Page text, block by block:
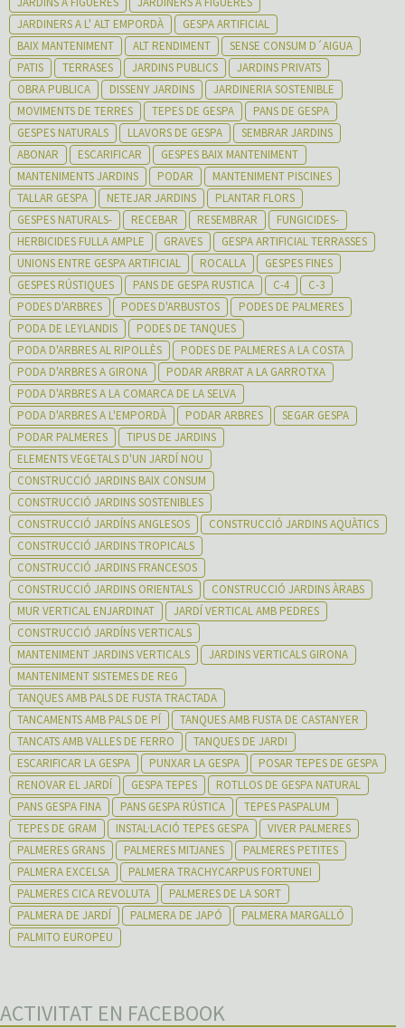
JARDINERS A L' ALT EMPORDÀ
GESPA ARTIFICIAL
BAIX MANTENIMENT
ALT RENDIMENT
SENSE CONSUM D´AIGUA
PATIS
TERRASES JARDINS PUBLICS
JARDINS PRIVATS
OBRA PUBLICA
DISSENY JARDINS
JARDINERIA SOSTENIBLE
MOVIMENTS DE TERRES
TEPES DE GESPA
PANS DE GESPA
GESPES NATURALS
LLAVORS DE GESPA
SEMBRAR JARDINS
ABONAR
ESCARIFICAR
GESPES BAIX MANTENIMENT
MANTENIMENTS JARDINS
PODAR
MANTENIMENT PISCINES
TALLAR GESPA
NETEJAR JARDINS
PLANTAR FLORS
GESPES NATURALS-
RECEBAR RESEMBRAR
FUNGICIDES-
HERBICIDES FULLA AMPLE
GRAVES
GESPA ARTIFICIAL TERRASSES
UNIONS ENTRE GESPA ARTIFICIAL
ROCALLA
GESPES FINES
GESPES RÚSTIQUES
PANS DE GESPA RUSTICA C-4
C-3
PODES D'ARBRES
PODES D'ARBUSTOS
PODES DE PALMERES
PODA DE LEYLANDIS
PODES DE TANQUES
PODA D'ARBRES AL RIPOLLÈS
PODES DE PALMERES A LA COSTA
PODA D'ARBRES A GIRONA
PODAR ARBRAT A LA GARROTXA
PODA D'ARBRES A LA COMARCA DE LA SELVA
PODA D'ARBRES A L'EMPORDÀ
PODAR ARBRES
SEGAR GESPA
PODAR PALMERES
TIPUS DE JARDINS
ELEMENTS VEGETALS D'UN JARDÍ NOU
CONSTRUCCIÓ JARDINS BAIX CONSUM
CONSTRUCCIÓ JARDINS SOSTENIBLES
CONSTRUCCIÓ JARDÍNS ANGLESOS
CONSTRUCCIÓ JARDINS AQUÀTICS
CONSTRUCCIÓ JARDINS TROPICALS
CONSTRUCCIÓ JARDINS FRANCESOS
CONSTRUCCIÓ JARDINS ORIENTALS
CONSTRUCCIÓ JARDINS ÀRABS
MUR VERTICAL ENJARDINAT
JARDÍ VERTICAL AMB PEDRES
CONSTRUCCIÓ JARDÍNS VERTICALS
MANTENIMENT JARDINS VERTICALS
JARDINS VERTICALS GIRONA
MANTENIMENT SISTEMES DE REG
TANQUES AMB PALS DE FUSTA TRACTADA
TANCAMENTS AMB PALS DE PÍ
TANQUES AMB FUSTA DE CASTANYER
TANCATS AMB VALLES DE FERRO
TANQUES DE JARDI
ESCARIFICAR LA GESPA
PUNXAR LA GESPA
POSAR TEPES DE GESPA
RENOVAR EL JARDÍ
GESPA TEPES
ROTLLOS DE GESPA NATURAL
PANS GESPA FINA
PANS GESPA RÚSTICA
TEPES PASPALUM
TEPES DE GRAM
INSTAL·LACIÓ TEPES GESPA
VIVER PALMERES
PALMERES GRANS
PALMERES MITJANES
PALMERES PETITES
PALMERA EXCELSA
PALMERA TRACHYCARPUS FORTUNEI
PALMERES CICA REVOLUTA
PALMERES DE LA SORT
PALMERA DE JARDÍ
PALMERA DE JAPÓ
PALMERA MARGALLÓ
PALMITO EUROPEU
ACTIVITAT EN FACEBOOK